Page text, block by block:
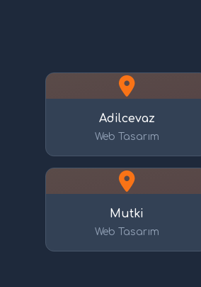
Adilcevaz
Web Tasarım
Mutki
Web Tasarım